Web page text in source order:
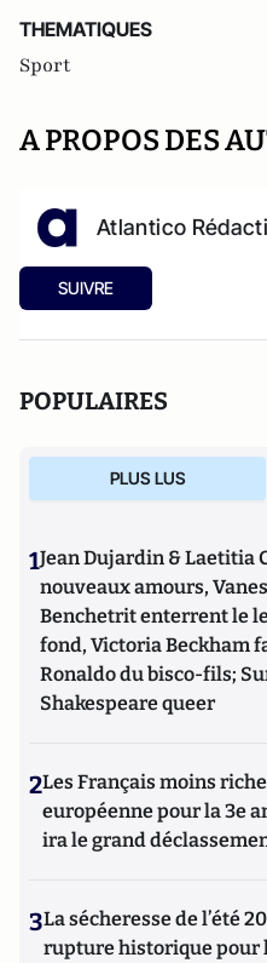
THEMATIQUES
Sport
A PROPOS DES
Atlantico
SUIVRE
POPULAIRES
PLUS LUS
1Jean Dujardin & Laetitia
nouveaux amours,
Benchetrit enterrent le
fond, Victoria Beckham
Ronaldo du bisco-fils;
Shakespeare queer
2Les Français moins
européenne pour la 3e
ira le grand
3La sécheresse de l’été
rupture historique pour